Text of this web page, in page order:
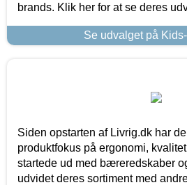
brands. Klik her for at se deres
Se udvalget på
Siden opstarten af Livrig.dk har
produktfokus på ergonomi,
startede ud med bæreredskaber
udvidet deres sortiment med